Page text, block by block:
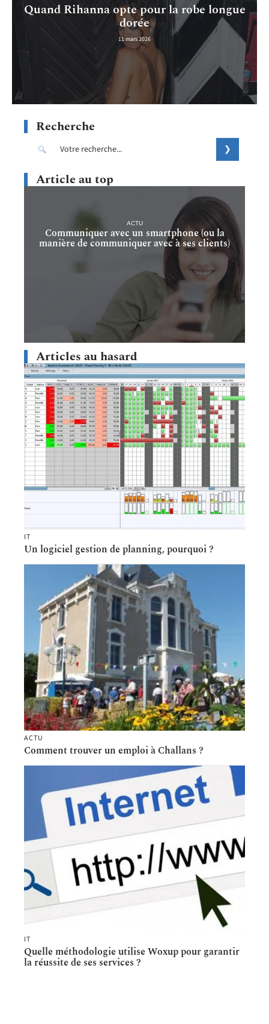
Quand Rihanna opte pour la robe longue
dorée
11 mars 2026
Recherche
Article au top
ACTU
Communiquer avec un smartphone (ou la
manière de communiquer avec à ses clients)
Articles au hasard
IT
Un logiciel gestion de planning, pourquoi ?
ACTU
Comment trouver un emploi à Challans ?
IT
Quelle méthodologie utilise Woxup pour garantir
la réussite de ses services ?